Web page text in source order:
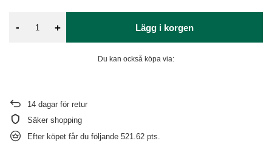
- + Lägg i korgen
Du kan också köpa via:
14 dagar för retur
Säker shopping
Efter köpet får du följande 521.62 pts.